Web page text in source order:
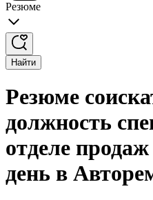
Резюме
Найти
Резюме
должность
отделе
день в